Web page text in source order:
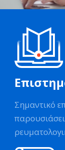
Σημαντικό